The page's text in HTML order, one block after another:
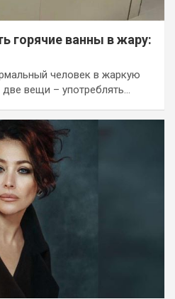
горячие ванны в жару:
человек в жаркую
две вещи – употреблять…